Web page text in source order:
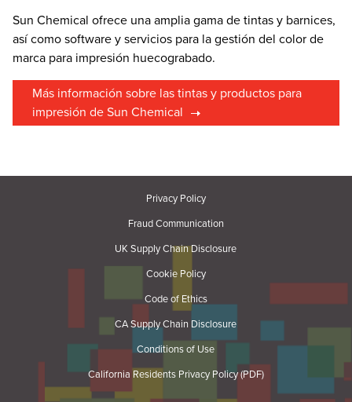
Sun Chemical ofrece una amplia gama de tintas y barnices,
así como software y servicios para la gestión del color de
marca para impresión huecograbado.
Más información sobre las tintas y productos para
impresión de Sun Chemical
Privacy Policy
Fraud Communication
UK Supply Chain Disclosure
Cookie Policy
Code of Ethics
CA Supply Chain Disclosure
Conditions of Use
California Residents Privacy Policy (PDF)